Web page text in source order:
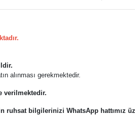
alınması gerekmektedir.
verilmektedir.
ruhsat bilgilerinizi WhatsApp hattımız